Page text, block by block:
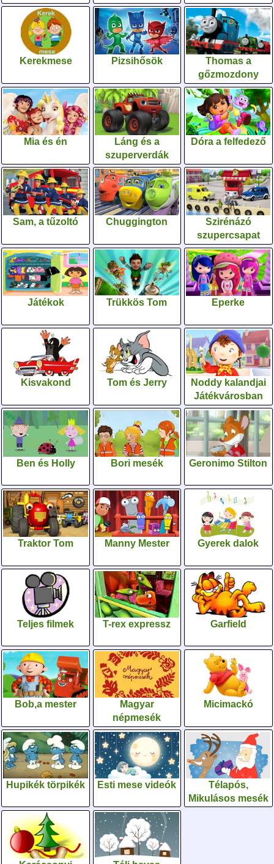
Kerekmese Pizsihősök
Thomas a
gőzmozdony
Mia és én
Láng és a
szuperverdák
Dóra a felfedező
Sam, a tűzoltó Chuggington
Szirénázó
szupercsapat
Játékok Trükkös Tom Eperke
Kisvakond Tom és Jerry
Noddy kalandjai
Játékvárosban
Ben és Holly Bori mesék Geronimo Stilton
Traktor Tom Manny Mester Gyerek dalok
Teljes filmek T-rex expressz Garfield
Bob,a mester
Magyar
népmesék
Micimackó
Hupikék törpikék Esti mese videók
Télapós,
Mikulásos mesék